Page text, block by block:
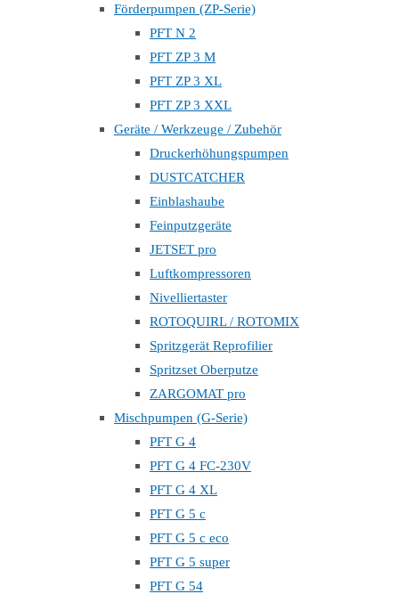
Förderpumpen (ZP-Serie)
PFT N 2
PFT ZP 3 M
PFT ZP 3 XL
PFT ZP 3 XXL
Geräte / Werkzeuge / Zubehör
Druckerhöhungspumpen
DUSTCATCHER
Einblashaube
Feinputzgeräte
JETSET pro
Luftkompressoren
Nivelliertaster
ROTOQUIRL / ROTOMIX
Spritzgerät Reprofilier
Spritzset Oberputze
ZARGOMAT pro
Mischpumpen (G-Serie)
PFT G 4
PFT G 4 FC-230V
PFT G 4 XL
PFT G 5 c
PFT G 5 c eco
PFT G 5 super
PFT G 54